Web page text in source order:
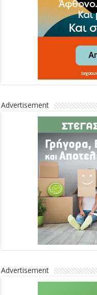
Advertisement
Advertisement